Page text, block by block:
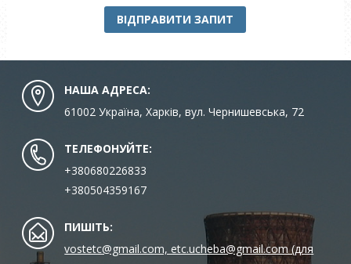
ВІДПРАВИТИ ЗАПИТ
НАША АДРЕСА:
61002 Україна, Харків, вул. Чернишевська, 72
ТЕЛЕФОНУЙТЕ:
+380680226833
+380504359167
ПИШІТЬ:
vostetc@gmail.com, etc.ucheba@gmail.com (для